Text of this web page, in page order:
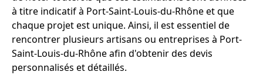
à titre indicatif à Port-Saint-Louis-du-Rhône et que
chaque projet est unique. Ainsi, il est essentiel de
rencontrer plusieurs artisans ou entreprises à Port-
Saint-Louis-du-Rhône afin d'obtenir des devis
personnalisés et détaillés.